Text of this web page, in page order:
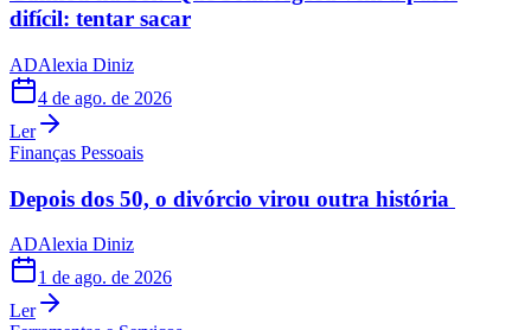
difícil: tentar sacar
ADAlexia Diniz
4 de ago. de 2026
Ler
Finanças Pessoais
Depois dos 50, o divórcio virou outra história
ADAlexia Diniz
1 de ago. de 2026
Ler